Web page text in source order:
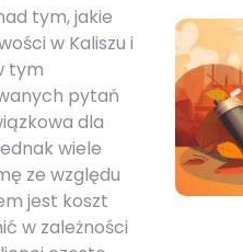
tym, jakie
w Kaliszu i
tym
pytań
dla
wiele
ze względu
jest koszt
w zależności